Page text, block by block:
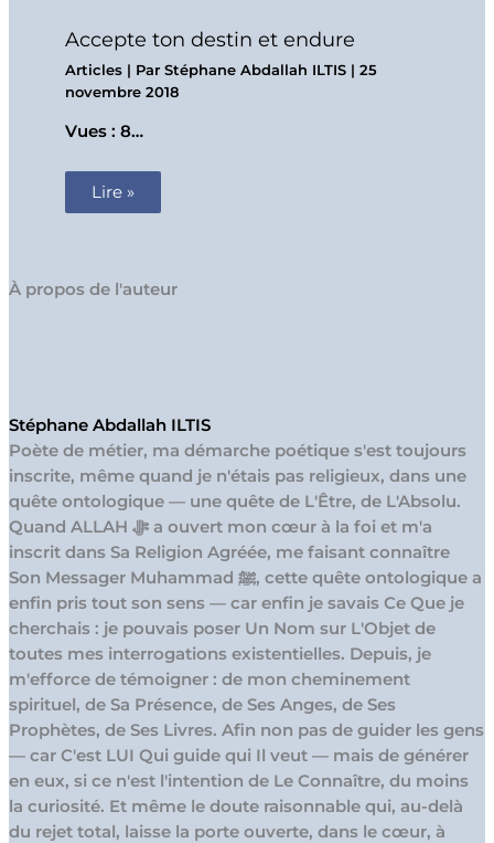
Accepte ton destin et endure
Articles| Par Stéphane Abdallah ILTIS | 25
novembre 2018
Vues : 8…
Lire »
À propos de l'auteur
Stéphane Abdallah ILTIS
Poète de métier, ma démarche poétique s'est toujours
inscrite, même quand je n'étais pas religieux, dans une
quête ontologique — une quête de L'Être, de L'Absolu.
Quand ALLAH ﷻ a ouvert mon cœur à la foi et m'a
inscrit dans Sa Religion Agréée, me faisant connaître
Son Messager Muhammad ﷺ, cette quête ontologique a
enfin pris tout son sens — car enfin je savais Ce Que je
cherchais : je pouvais poser Un Nom sur L'Objet de
toutes mes interrogations existentielles. Depuis, je
m'efforce de témoigner : de mon cheminement
spirituel, de Sa Présence, de Ses Anges, de Ses
Prophètes, de Ses Livres. Afin non pas de guider les gens
— car C'est LUI Qui guide qui Il veut — mais de générer
en eux, si ce n'est l'intention de Le Connaître, du moins
la curiosité. Et même le doute raisonnable qui, au-delà
du rejet total, laisse la porte ouverte, dans le cœur, à